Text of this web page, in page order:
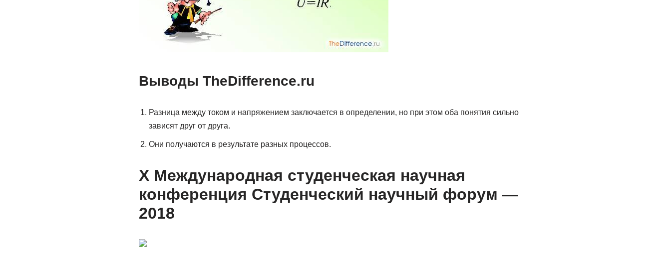
Выводы TheDifference.ru
Разница между током и напряжением заключается в определении, но при этом оба понятия сильно
зависят друг от друга.
Они получаются в результате разных процессов.
X Международная студенческая научная
конференция Студенческий научный форум —
2018